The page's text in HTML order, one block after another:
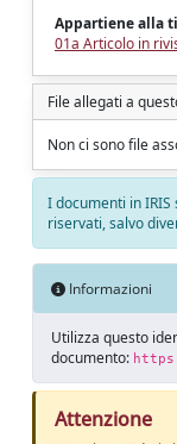
Appartiene alla
01a Articolo in
File allegati a
Non ci sono file
I documenti in
riservati, salvo
Informazioni
Utilizza questo
documento:
Attenzione